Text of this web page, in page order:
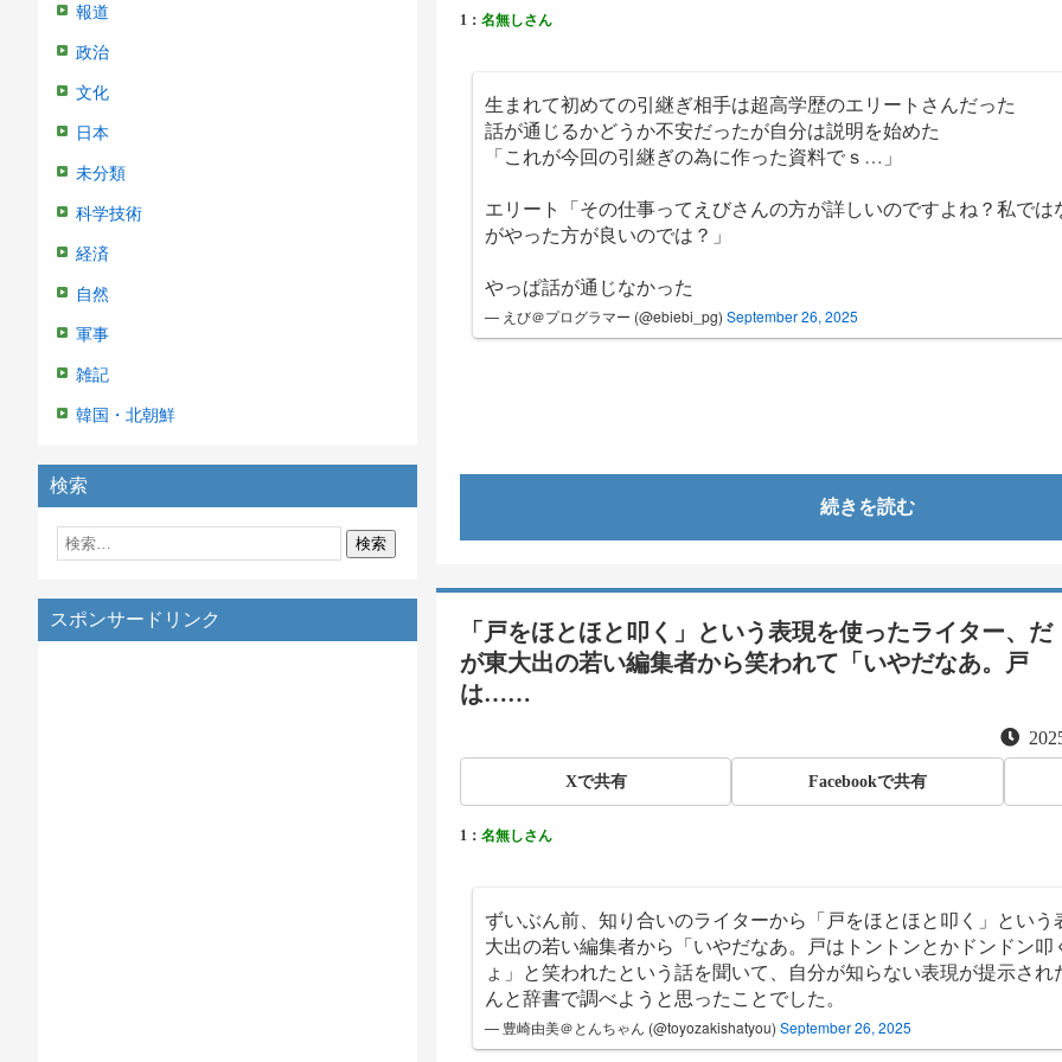
報道
政治
文化
日本
未分類
科学技術
経済
自然
軍事
雑記
韓国・北朝鮮
検索
スポンサードリンク
1： 名無しさん
生まれて初めての引継ぎ相手は超高学歴のエリートさんだった
話が通じるかどうか不安だったが自分は説明を始めた
「これが今回の引継ぎの為に作った資料でｓ…」
エリート「その仕事ってえびさんの方が詳しいのですよね？私では
がやった方が良いのでは？」
やっぱ話が通じなかった
— えび＠プログラマー (@ebiebi_pg) September 26, 2025
続きを読む
「戸をほとほと叩く」という表現を使ったライター、だ
が東大出の若い編集者から笑われて「いやだなあ。戸
は……
Xで共有 Facebookで共有
1： 名無しさん
ずいぶん前、知り合いのライターから「戸をほとほと叩く」という
大出の若い編集者から「いやだなあ。戸はトントンとかドンドン叩
ょ」と笑われたという話を聞いて、自分が知らない表現が提示され
んと辞書で調べようと思ったことでした。
— 豊崎由美＠とんちゃん (@toyozakishatyou) September 26, 2025